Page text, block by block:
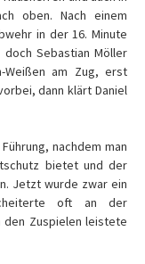
oben. Nach einem
in der 16. Minute
Sebastian Möller
am Zug, erst
dann klärt Daniel
nachdem man
bietet und der
Jetzt wurde zwar ein
oft an der
den Zuspielen leistete